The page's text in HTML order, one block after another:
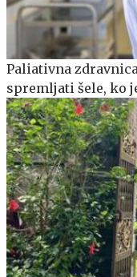
Paliativna
spremljati šele, ko